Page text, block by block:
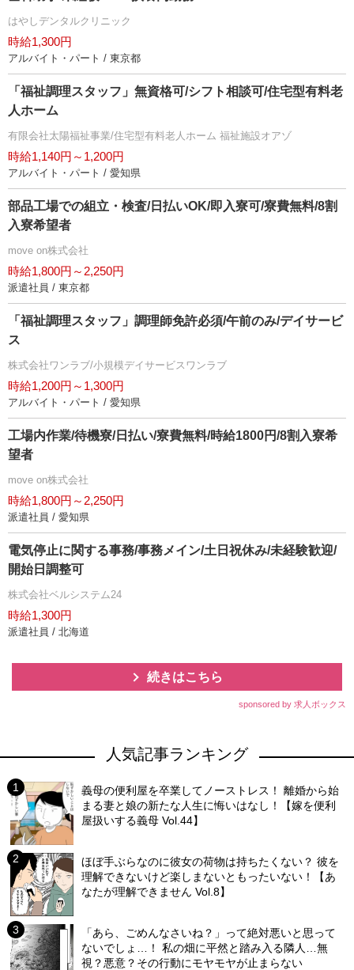
はやしデンタルクリニック
時給1,300円
アルバイト・パート / 東京都
「福祉調理スタッフ」無資格可/シフト相談可/住宅型有料老
人ホーム
有限会社太陽福祉事業/住宅型有料老人ホーム 福祉施設オアゾ
時給1,140円～1,200円
アルバイト・パート / 愛知県
部品工場での組立・検査/日払いOK/即入寮可/寮費無料/8割
入寮希望者
move on株式会社
時給1,800円～2,250円
派遣社員 / 東京都
「福祉調理スタッフ」調理師免許必須/午前のみ/デイサービ
ス
株式会社ワンラブ/小規模デイサービスワンラブ
時給1,200円～1,300円
アルバイト・パート / 愛知県
工場内作業/待機寮/日払い/寮費無料/時給1800円/8割入寮希
望者
move on株式会社
時給1,800円～2,250円
派遣社員 / 愛知県
電気停止に関する事務/事務メイン/土日祝休み/未経験歓迎/
開始日調整可
株式会社ベルシステム24
時給1,300円
派遣社員 / 北海道
続きはこちら
sponsored by 求人ボックス
人気記事ランキング
義母の便利屋を卒業してノーストレス！ 離婚から始
まる妻と娘の新たな人生に悔いはなし！【嫁を便利
屋扱いする義母 Vol.44】
ほぼ手ぶらなのに彼女の荷物は持ちたくない？ 彼を
理解できないけど楽しまないともったいない！【あ
なたが理解できません Vol.8】
「あら、ごめんなさいね？」って絶対悪いと思って
ないでしょ…！ 私の畑に平然と踏み入る隣人…無
視？悪意？その行動にモヤモヤが止まらない